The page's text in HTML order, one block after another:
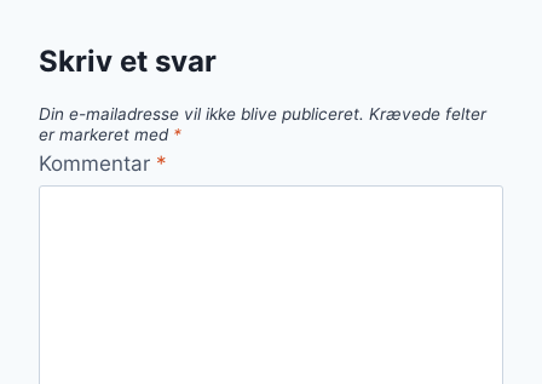
Skriv et svar
Din e-mailadresse vil ikke blive publiceret. Krævede felter
er markeret med *
Kommentar *